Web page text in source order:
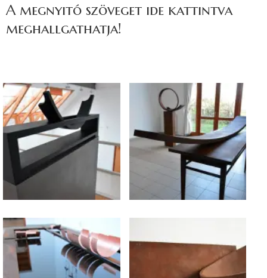
A megnyitó szöveget ide kattintva
meghallgathatja!